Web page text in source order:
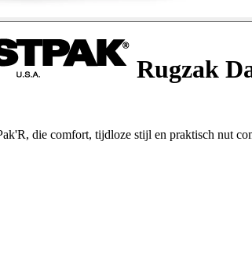
Rugzak
die comfort, tijdloze stijl en praktisch nut